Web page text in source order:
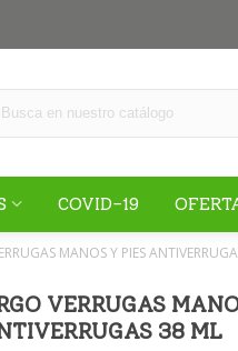
COVID-19
MANOS Y PIES
VERRUGAS
38 ML